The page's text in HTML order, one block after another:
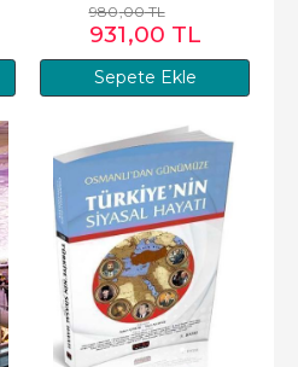
Sepete Ekle
980,00TL
931,00 TL